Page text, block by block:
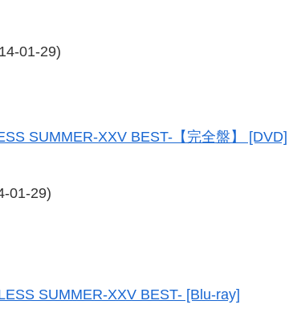
01-29)
SUMMER-XXV BEST-【完全盤】 [DVD]
01-29)
SUMMER-XXV BEST- [Blu-ray]